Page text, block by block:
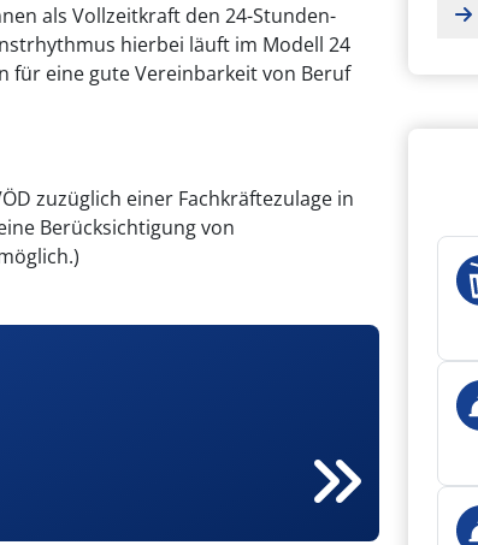
als Vollzeitkraft den 24-Stunden-
hierbei läuft im Modell 24
für eine gute Vereinbarkeit von Beruf
zuzüglich einer Fachkräftezulage in
Berücksichtigung von